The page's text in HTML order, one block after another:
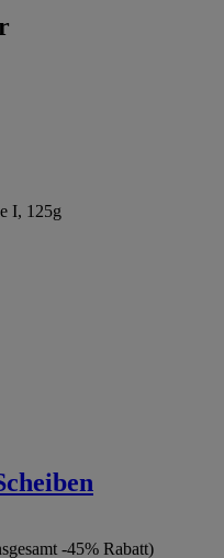
I, 125g
-45% Rabatt)